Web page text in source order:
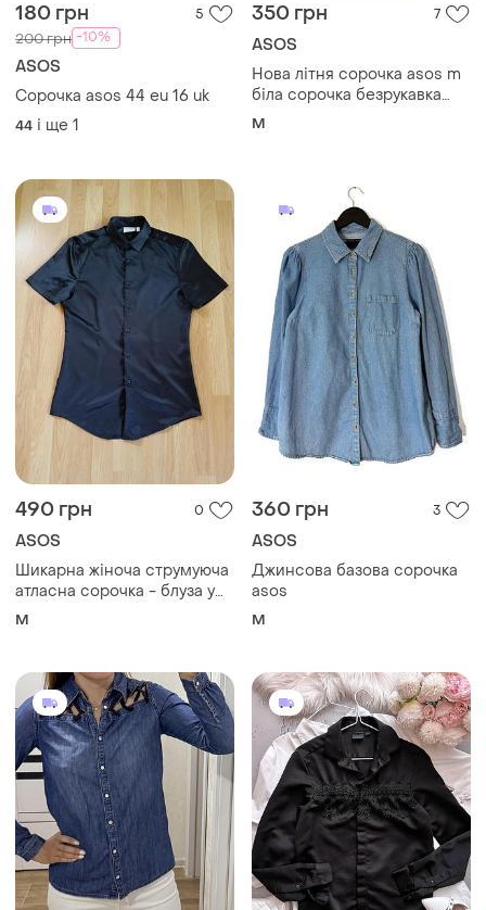
180 грн 5
200 грн -10%
ASOS
Сорочка asos 44 eu 16 uk
44 і ще 1
350 грн 7
ASOS
Нова літня сорочка asos m
біла сорочка безрукавка
жіноча сорочка
M
490 грн 0
ASOS
Шикарна жіноча струмуюча
атласна сорочка - блуза у
білизняному стилі від asos
M
360 грн 3
ASOS
Джинсова базова сорочка
asos
M